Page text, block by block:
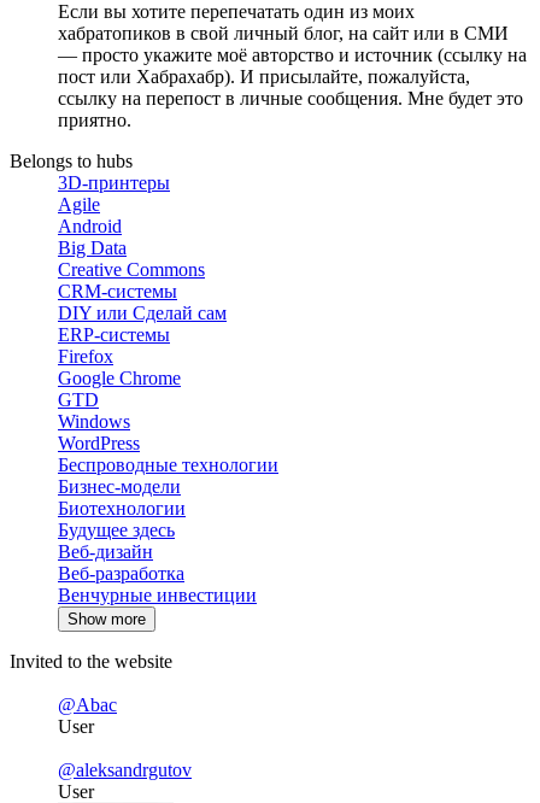
Если вы хотите перепечатать один из моих
хабратопиков в свой личный блог, на сайт или в СМИ
— просто укажите моё авторство и источник (ссылку на
пост или Хабрахабр). И присылайте, пожалуйста,
ссылку на перепост в личные сообщения. Мне будет это
приятно.
Belongs to hubs
3D-принтеры
Agile
Android
Big Data
Creative Commons
CRM-системы
DIY или Сделай сам
ERP-системы
Firefox
Google Chrome
GTD
Windows
WordPress
Беспроводные технологии
Бизнес-модели
Биотехнологии
Будущее здесь
Веб-дизайн
Веб-разработка
Венчурные инвестиции
Show more
Invited to the website
@Abac
User
@aleksandrgutov
User